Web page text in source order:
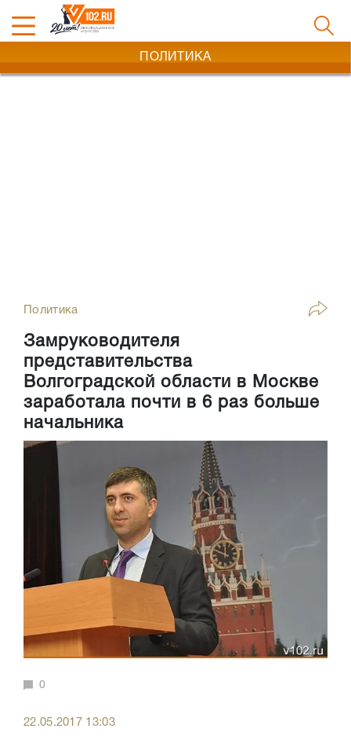
ПОЛИТИКА
Политика
Замруководителя
представительства
Волгоградской области в Москве
заработала почти в 6 раз больше
начальника
0
22.05.2017 13:03